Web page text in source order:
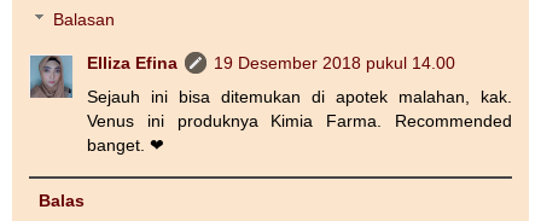
Balasan
Elliza Efina
19 Desember 2018 pukul 14.00
Sejauh ini bisa ditemukan di apotek malahan, kak.
Venus ini produknya Kimia Farma. Recommended
banget. ❤
Balas